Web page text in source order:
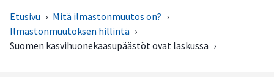
Etusivu › Mitä ilmastonmuutos on? ›
Ilmastonmuutoksen hillintä ›
Suomen kasvihuonekaasupäästöt ovat laskussa ›